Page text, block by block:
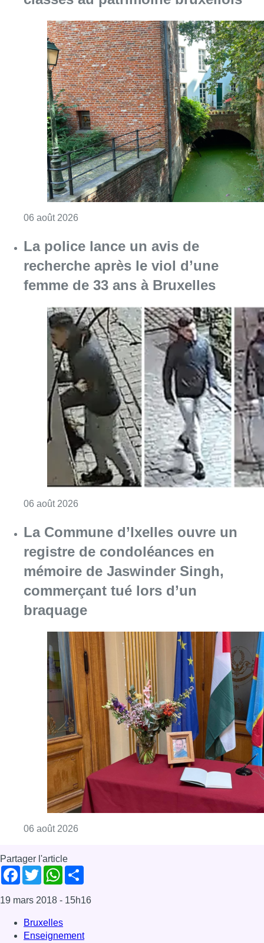
06 août 2026
La police lance un avis de
recherche après le viol d’une
femme de 33 ans à Bruxelles
06 août 2026
La Commune d’Ixelles ouvre un
registre de condoléances en
mémoire de Jaswinder Singh,
commerçant tué lors d’un
braquage
06 août 2026
Partager l'article
Facebook
TwitterWhatsApp
19 mars 2018 - 15h16
Bruxelles
Enseignement